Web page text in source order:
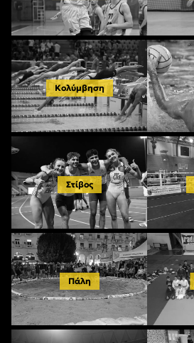
Κολύμβηση
Στίβος
Πάλη